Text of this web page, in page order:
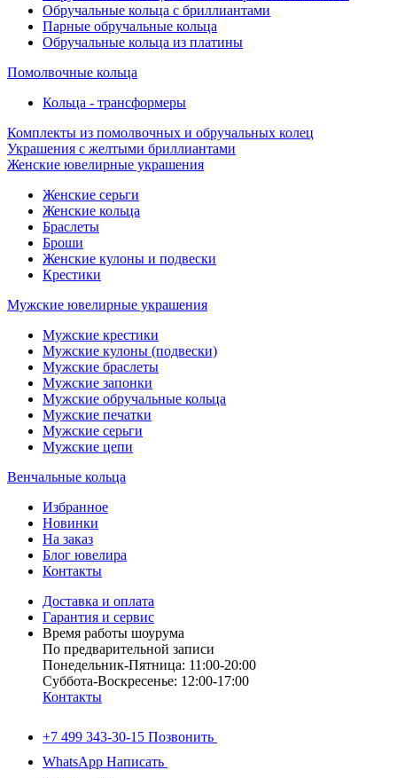
Обручальные кольца с бриллиантами
Парные обручальные кольца
Обручальные кольца из платины
Помолвочные кольца
Кольца - трансформеры
Комплекты из помолвочных и обручальных колец
Украшения с желтыми бриллиантами
Женские ювелирные украшения
Женские серьги
Женские кольца
Браслеты
Броши
Женские кулоны и подвески
Крестики
Мужские ювелирные украшения
Мужские крестики
Мужские кулоны (подвески)
Мужские браслеты
Мужские запонки
Мужские обручальные кольца
Мужские печатки
Мужские серьги
Мужские цепи
Венчальные кольца
Избранное
Новинки
На заказ
Блог ювелира
Контакты
Доставка и оплата
Гарантия и сервис
Время работы шоурума
По предварительной записи
Понедельник-Пятница: 11:00-20:00
Суббота-Bоcкресенье: 12:00-17:00
Контакты
+7 499 343-30-15 Позвонить
WhatsApp Написать